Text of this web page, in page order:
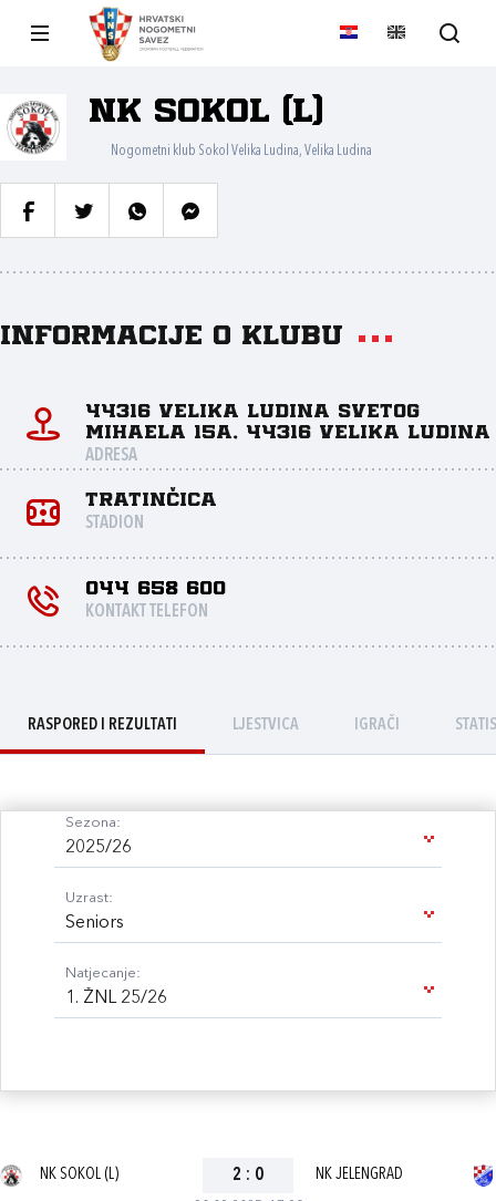
NK Sokol (L)
Nogometni klub Sokol Velika Ludina, Velika Ludina
Informacije o klubu
44316 Velika Ludina Svetog
Mihaela 15A, 44316 Velika Ludina
ADRESA
Tratinčica
STADION
044 658 600
KONTAKT TELEFON
RASPORED I REZULTATI LJESTVICA IGRAČI
Sezona:
2025/26
Uzrast:
Seniors
Natjecanje:
1. ŽNL 25/26
NK SOKOL (L) 2 : 0 NK JELENGRAD